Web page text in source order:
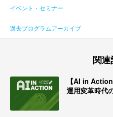
イベント・セミナー
過去プログラムアーカイブ
関
【AI in
運用変革時代